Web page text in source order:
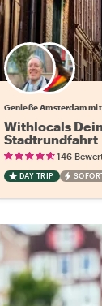
Wähle
Genieße Amsterdam
Withlocals
Stadtrundfahrt
146
DAY TRIP